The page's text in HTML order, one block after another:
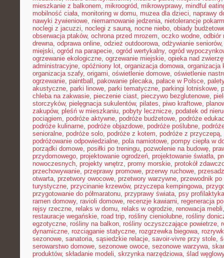
mieszkanie z balkonem, mikroogród, mikrowyprawy, mindful
mobilność ciała, monitoring w domu, muzea dla dzieci, naprawy
nawyki żywieniowe, niemarnowanie jedzenia, nietolerancje
noclegi z jacuzzi, noclegi z sauną, nocne niebo, obiady
obserwacja ptaków, ochrona przed mrozem, oczko wodne, odbiór
drewna, odprawa online, odzież outdoorowa, odżywianie seniorów
miejski, ogród na parapecie, ogród wertykalny, ogród
ogrzewanie ekologiczne, ogrzewanie miejskie, opieka nad
administracyjne, opóźniony lot, organizacja domowa, organizacja
organizacja szafy, origami, oświetlenie domowe, oświetlenie
ogrzewanie, paintball , pakowanie plecaka, pałace w Polsce,
akustyczne, parki linowe, parki tematyczne, parkingi lotniskowe,
chleba na zakwasie, pieczenie ciast, pieczywo bezglutenowe,
storczyków, pielęgnacja sukulentów, pilates, piwo kraftowe,
zakupów, pleśń w mieszkaniu, pobyty lecznicze, podatek od
pociągiem, podróże aktywne, podróże budżetowe, podróże
podróże kulinarne, podróże objazdowe, podróże poślubne,
senioralne, podróże solo, podróże z kotem, podróże z przyczepą,
podróżowanie odpowiedzialne, pola namiotowe, pompy ciepła w
porządki domowe, posiłki po treningu, pozwolenie na budowę,
przydomowego, projektowanie ogrodzeń, projektowanie światła,
nowoczesnych, projekty wnętrz, promy morskie, protokół
przechowywanie, przeprawy promowe, przerwy ruchowe,
otwarta, przetwory owocowe, przetwory warzywne, przewodnik
turystyczne, przycinanie krzewów, przyczepa kempingowa,
przygotowanie do półmaratonu, przyprawy świata, psy profilaktyka
ramen domowy, ravioli domowe, recenzje kawiarni, regeneracja
rejsy rzeczne, relaks w domu, relaks w ogrodzie, renowacja mebli
restauracje wegańskie, road trip, rośliny cieniolubne, rośliny
egzotyczne, rośliny na balkon, rośliny oczyszczające powietrze,
dynamiczne, rozciąganie statyczne, rozgrzewka biegowa,
sezonowe, sanatoria, sąsiedzkie relacje, savoir-vivre przy stole,
serowarstwo domowe, sezonowe owoce, sezonowe warzywa,
produktów, składanie modeli, skrzynka narzędziowa, ślad